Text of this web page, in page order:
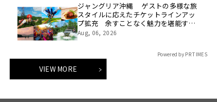
ジャングリア沖縄 ゲストの多様な旅
スタイルに応えたチケットラインアッ
プ拡充 余すことなく魅力を堪能する
「ロイヤルチケット」新登場
Aug, 06, 2026
Powered by PR TIMES
VIEW MORE